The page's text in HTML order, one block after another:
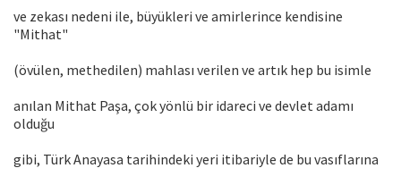
ve zekası nedeni ile, büyükleri ve amirlerince kendisine
"Mithat"
(övülen, methedilen) mahlası verilen ve artık hep bu isimle
anılan Mithat Paşa, çok yönlü bir idareci ve devlet adamı
olduğu
gibi, Türk Anayasa tarihindeki yeri itibariyle de bu vasıflarına